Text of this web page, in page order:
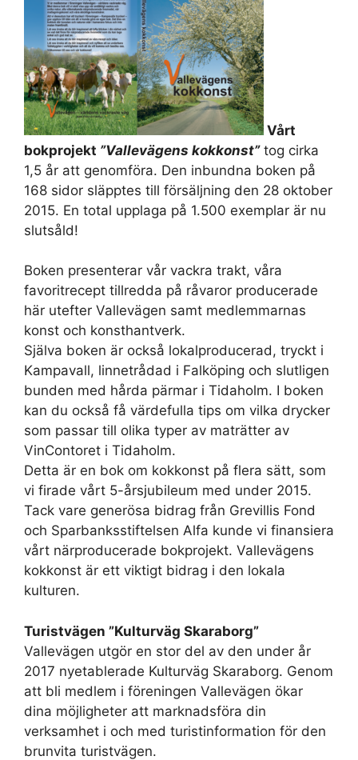
Vårt
bokprojekt ”Vallevägens kokkonst”tog cirka
1,5 år att genomföra. Den inbundna boken på
168 sidor släpptes till försäljning den 28 oktober
2015. En total upplaga på 1.500 exemplar är nu
slutsåld!
Boken presenterar vår vackra trakt, våra
favoritrecept tillredda på råvaror producerade
här utefter Vallevägen samt medlemmarnas
konst och konsthantverk.
Själva boken är också lokalproducerad, tryckt i
Kampavall, linnetrådad i Falköping och slutligen
bunden med hårda pärmar i Tidaholm. I boken
kan du också få värdefulla tips om vilka drycker
som passar till olika typer av maträtter av
VinContoret i Tidaholm.
Detta är en bok om kokkonst på flera sätt, som
vi firade vårt 5-årsjubileum med under 2015.
Tack vare generösa bidrag från Grevillis Fond
och Sparbanksstiftelsen Alfa kunde vi finansiera
vårt närproducerade bokprojekt. Vallevägens
kokkonst är ett viktigt bidrag i den lokala
kulturen.
Turistvägen ”Kulturväg Skaraborg”
Vallevägen utgör en stor del av den under år
2017 nyetablerade Kulturväg Skaraborg. Genom
att bli medlem i föreningen Vallevägen ökar
dina möjligheter att marknadsföra din
verksamhet i och med turistinformation för den
brunvita turistvägen.